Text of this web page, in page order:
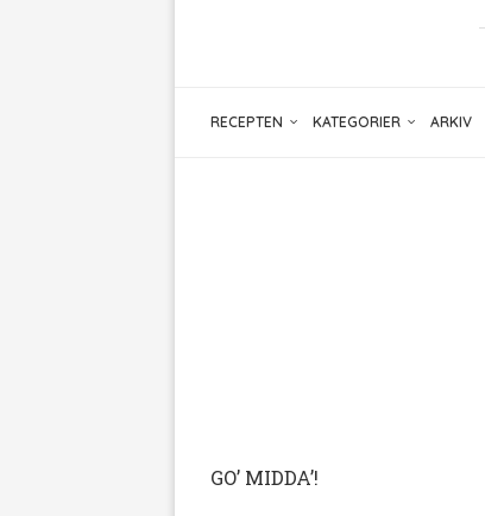
RECEPTEN KATEGORIER ARKIV
GO’ MIDDA’!